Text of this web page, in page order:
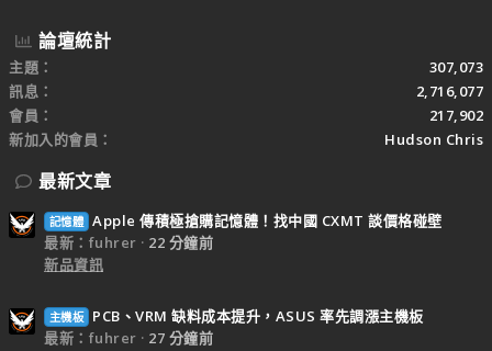
論壇統計
主題
307,073
訊息
2,716,077
會員
217,902
新加入的會員
Hudson Chris
最新文章
記憶體 Apple 傳積極搶購記憶體！找中國 CXMT 談價格碰壁
最新：fuhrer
22 分鐘前
新品資訊
主機板
PCB、VRM 缺料成本提升，ASUS 率先調漲主機板
最新：fuhrer
27 分鐘前